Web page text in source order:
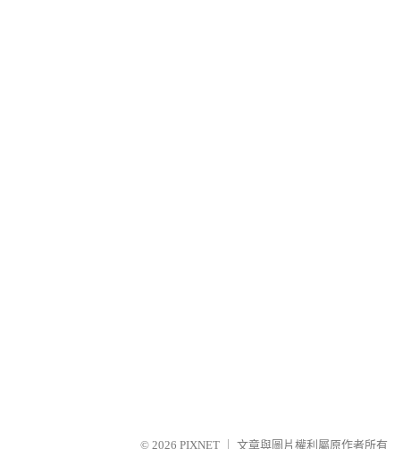
© 2026 PIXNET 文章與圖片權利屬原作者所有